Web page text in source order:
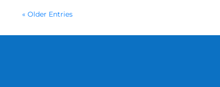
« Older Entries